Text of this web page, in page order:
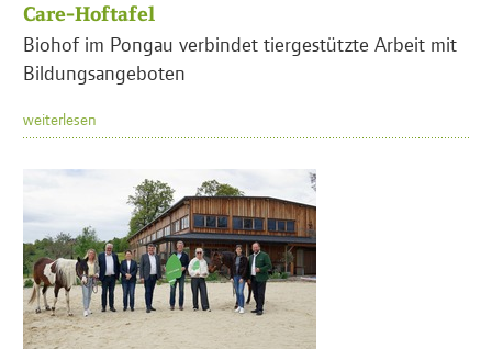
Care-Hoftafel
Biohof im Pongau verbindet tiergestützte Arbeit mit
Bildungsangeboten
weiterlesen